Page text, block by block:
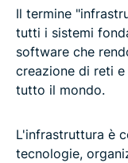
Il termine
tutti i sistemi
software che
creazione di reti
tutto il mondo.
L'infrastruttura è
tecnologie,